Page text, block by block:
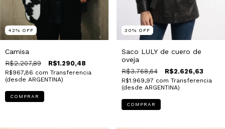
42% OFF
Camisa
R$2.207,89 R$1.290,48
R$967,86 com Transferencia
(desde ARGENTINA)
COMPRAR
30% OFF
Saco LULY de cuero de
oveja
R$3.768,64 R$2.626,63
R$1.969,97 com Transferencia
(desde ARGENTINA)
COMPRAR